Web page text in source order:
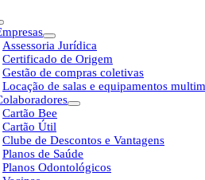
Assessoria Jurídica
Certificado de Origem
Gestão de compras coletivas
Locação de salas e equipamentos
Cartão Bee
Cartão Útil
Clube de Descontos e Vantagens
Planos de Saúde
Planos Odontológicos